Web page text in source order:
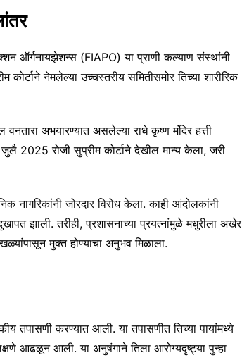
ऑर्गनायझेशन्स (FIAPO) या प्राणी कल्याण संस्थांनी
कोर्टाने नेमलेल्या उच्चस्तरीय समितीसमोर तिच्या शारीरिक
अभयारण्यात असलेल्या राधे कृष्ण मंदिर हत्ती
2025 रोजी सुप्रीम कोर्टाने देखील मान्य केला, जरी
जोरदार विरोध केला. काही आंदोलकांनी
झाली. तरीही, प्रशासनाच्या प्रयत्नांमुळे मधुरीला अखेर
मुक्त होण्याचा अनुभव मिळाला.
तपासणी करण्यात आली. या तपासणीत तिच्या पायांमध्ये
आढळून आली. या अनुषंगाने तिला आरोग्यदृष्ट्या पुन्हा